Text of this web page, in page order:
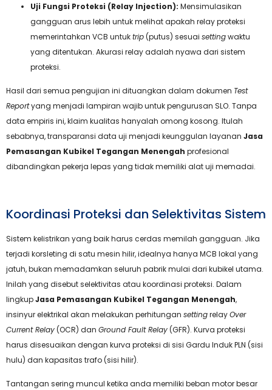
Uji Fungsi Proteksi (Relay Injection): Mensimulasikan
gangguan arus lebih untuk melihat apakah relay proteksi
memerintahkan VCB untuktrip(putus) sesuai settingwaktu
yang ditentukan. Akurasi relay adalah nyawa dari sistem
proteksi.
Hasil dari semua pengujian ini dituangkan dalam dokumen Test
Reportyang menjadi lampiran wajib untuk pengurusan SLO. Tanpa
data empiris ini, klaim kualitas hanyalah omong kosong. Itulah
sebabnya, transparansi data uji menjadi keunggulan layanan Jasa
Pemasangan Kubikel Tegangan Menengah profesional
dibandingkan pekerja lepas yang tidak memiliki alat uji memadai.
Koordinasi Proteksi dan Selektivitas Sistem
Sistem kelistrikan yang baik harus cerdas memilah gangguan. Jika
terjadi korsleting di satu mesin hilir, idealnya hanya MCB lokal yang
jatuh, bukan memadamkan seluruh pabrik mulai dari kubikel utama.
Inilah yang disebut selektivitas atau koordinasi proteksi. Dalam
lingkupJasa Pemasangan Kubikel Tegangan Menengah,
insinyur elektrikal akan melakukan perhitungan settingrelayOver
Current Relay(OCR) dan Ground Fault Relay(GFR). Kurva proteksi
harus disesuaikan dengan kurva proteksi di sisi Gardu Induk PLN (sisi
hulu) dan kapasitas trafo (sisi hilir).
Tantangan sering muncul ketika anda memiliki beban motor besar